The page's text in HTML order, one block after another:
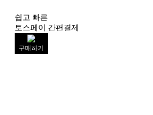
쉽고 빠른
토스페이 간편결제
구매하기